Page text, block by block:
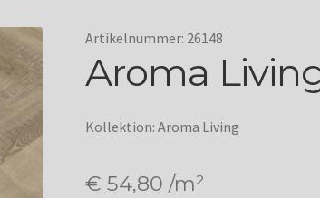
Artikelnummer: 26148
Aroma
Kollektion: Aroma Living
€ 54,80 /m²